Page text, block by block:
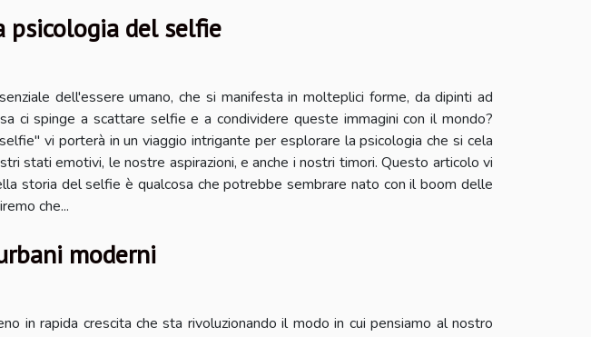
psicologia del selfie
dell'essere umano, che si manifesta in molteplici forme, da dipinti ad
ci spinge a scattare selfie e a condividere queste immagini con il mondo?
vi porterà in un viaggio intrigante per esplorare la psicologia che si cela
stati emotivi, le nostre aspirazioni, e anche i nostri timori. Questo articolo vi
storia del selfie è qualcosa che potrebbe sembrare nato con il boom delle
che...
moderni
in rapida crescita che sta rivoluzionando il modo in cui pensiamo al nostro